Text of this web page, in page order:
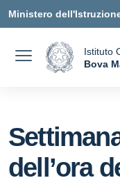
Ministero
Istituto
Bova
dell’ora